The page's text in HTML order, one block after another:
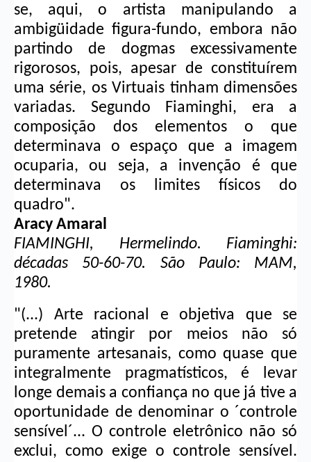
se, aqui, o artista manipulando a
ambigüidade figura-fundo, embora não
partindo de dogmas excessivamente
rigorosos, pois, apesar de constituírem
uma série, os Virtuais tinham dimensões
variadas. Segundo Fiaminghi, era a
composição dos elementos o que
determinava o espaço que a imagem
ocuparia, ou seja, a invenção é que
determinava os limites físicos do
quadro".
Aracy Amaral
FIAMINGHI, Hermelindo. Fiaminghi:
décadas 50-60-70. São Paulo: MAM,
1980.
"(...) Arte racional e objetiva que se
pretende atingir por meios não só
puramente artesanais, como quase que
integralmente pragmatísticos, é levar
longe demais a confiança no que já tive a
oportunidade de denominar o ´controle
sensível´... O controle eletrônico não só
exclui, como exige o controle sensível.